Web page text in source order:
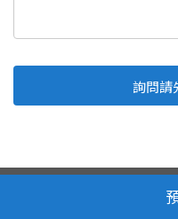
詢問請
我家網 版權所有